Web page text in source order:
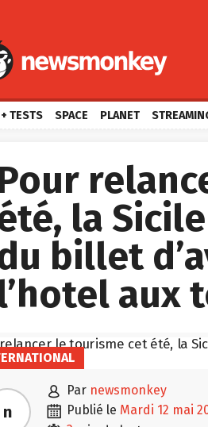
TESTS SPACE PLANET
la
billet
aux
n
 par newsmonkey
 publié le mardi 12 mai